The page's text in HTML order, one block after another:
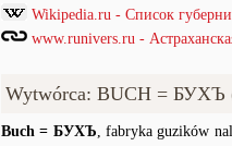
Wikipedia.ru - Список
www.runivers.ru -
Wytwórca: BUCH = БУХЪ
Buch = БУХЪ, fabryka guzików